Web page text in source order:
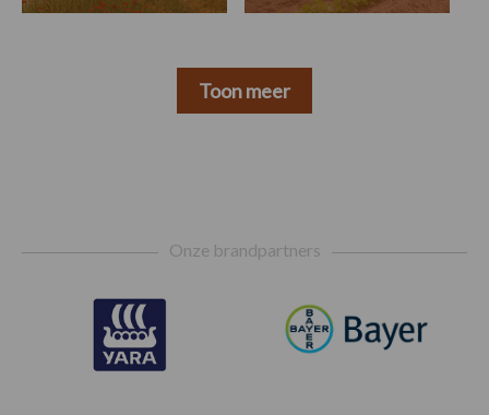
Toon meer
Onze brandpartners